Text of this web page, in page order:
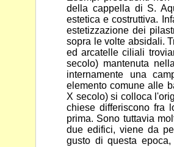
della cappella di S.
estetica e costruttiva.
estetizzazione dei
sopra le volte absidali.
ed arcatelle ciliali
secolo) mantenuta
internamente una
elemento comune alle
X secolo) si colloca
chiese differiscono fra
prima. Sono tuttavia
due edifici, viene da
gusto di questa